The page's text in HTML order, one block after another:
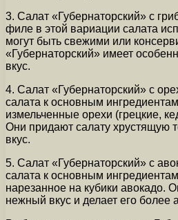
3. Салат «Губернаторский» с
филе в этой вариации салата
могут быть свежими или
«Губернаторский» имеет
вкус.
4. Салат «Губернаторский» с
салата к основным
измельченные орехи (грецкие,
Они придают салату хрустящую
вкус.
5. Салат «Губернаторский» с
салата к основным
нарезанное на кубики авокадо.
нежный вкус и делает его более